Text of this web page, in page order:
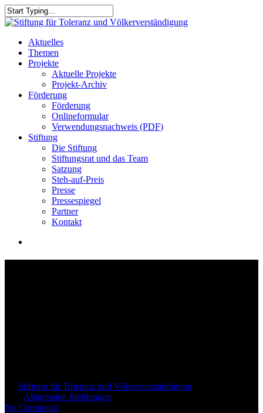
Skip
to
content
Close
search
Menu
Aktuelles
Themen
Projekte
Aktuelle Projekte
Projekt-Archiv
Förderung
Förderung
Onlineformular
Verwendungsnachweis (PDF)
Stiftung
Die Stiftung
Stiftungsrat und das Team
Satzung
Steh-auf-Preis
Presse
Pressespiegel
Partner
Kontakt
Stiftung für Toleranz und Völkerverständigung
Allgemeine Meldungen
No Comments